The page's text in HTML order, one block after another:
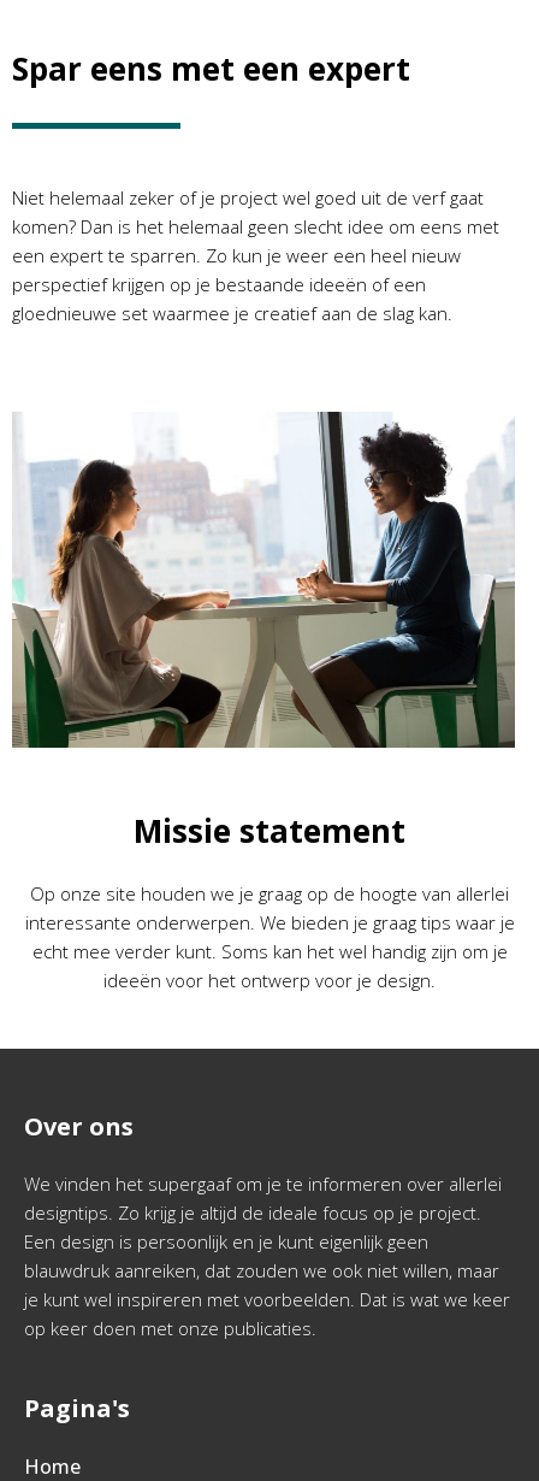
Spar eens met een expert
Niet helemaal zeker of je project wel goed uit de verf gaat
komen? Dan is het helemaal geen slecht idee om eens met
een expert te sparren. Zo kun je weer een heel nieuw
perspectief krijgen op je bestaande ideeën of een
gloednieuwe set waarmee je creatief aan de slag kan.
Missie statement
Op onze site houden we je graag op de hoogte van allerlei
interessante onderwerpen. We bieden je graag tips waar je
echt mee verder kunt. Soms kan het wel handig zijn om je
ideeën voor het ontwerp voor je design.
Over ons
We vinden het supergaaf om je te informeren over allerlei
designtips. Zo krijg je altijd de ideale focus op je project.
Een design is persoonlijk en je kunt eigenlijk geen
blauwdruk aanreiken, dat zouden we ook niet willen, maar
je kunt wel inspireren met voorbeelden. Dat is wat we keer
op keer doen met onze publicaties.
Pagina's
Home